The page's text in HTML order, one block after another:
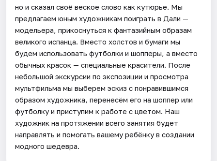
но и сказал своё веское слово как кутюрье. Мы
предлагаем юным художникам поиграть в Дали —
модельера, прикоснуться к фантазийным образам
великого испанца. Вместо холстов и бумаги мы
будем использовать футболки и шопперы, а вместо
обычных красок — специальные красители. После
небольшой экскурсии по экспозиции и просмотра
мультфильма мы выберем эскиз с понравившимся
образом художника, перенесём его на шоппер или
футболку и приступим к работе с цветом. Наш
художник на протяжении всего занятия будет
направлять и помогать вашему ребёнку в создании
модного шедевра.